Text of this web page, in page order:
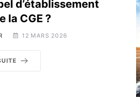
d’établissement
la CGE ?
12 MARS 2026